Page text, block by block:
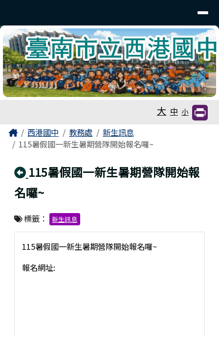
大 中 小
主內容區域
Home西港國中 教務處
新生訊息
115暑假國一新生暑期營隊開始報名囉~
回上頁
115暑假國一新生暑期營隊開始報
名囉~
標籤： 新生訊息
115暑假國一新生暑期營隊開始報名囉~
報名網址:
頁尾區域